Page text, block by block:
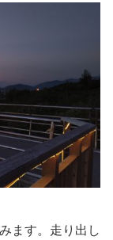
ます。走り出し